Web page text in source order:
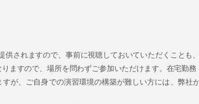
供されますので、事前に視聴しておいていただくことも
ますので、場所を問わずご参加いただけます。在宅勤
すが、ご自身での演習環境の構築が難しい方には、弊